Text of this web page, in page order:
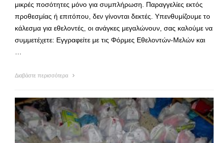
μικρές ποσότητες μόνο για συμπλήρωση. Παραγγελίες εκτός
προθεσμίας ή επιτόπου, δεν γίνονται δεκτές. Υπενθυμίζουμε το
κάλεσμα για εθελοντές, οι ανάγκες μεγαλώνουν, σας καλούμε να
συμμετέχετε: Εγγραφείτε με τις Φόρμες Εθελοντών-Μελών και
Διαβάστε περισσότερα